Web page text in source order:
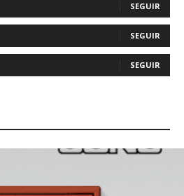
SEGUIR
SEGUIR
SEGUIR